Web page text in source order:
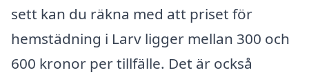
sett kan du räkna med att priset för
hemstädning i Larv ligger mellan 300 och
600 kronor per tillfälle. Det är också